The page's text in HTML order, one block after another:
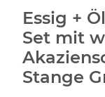
Essig +
Set mit
Stange